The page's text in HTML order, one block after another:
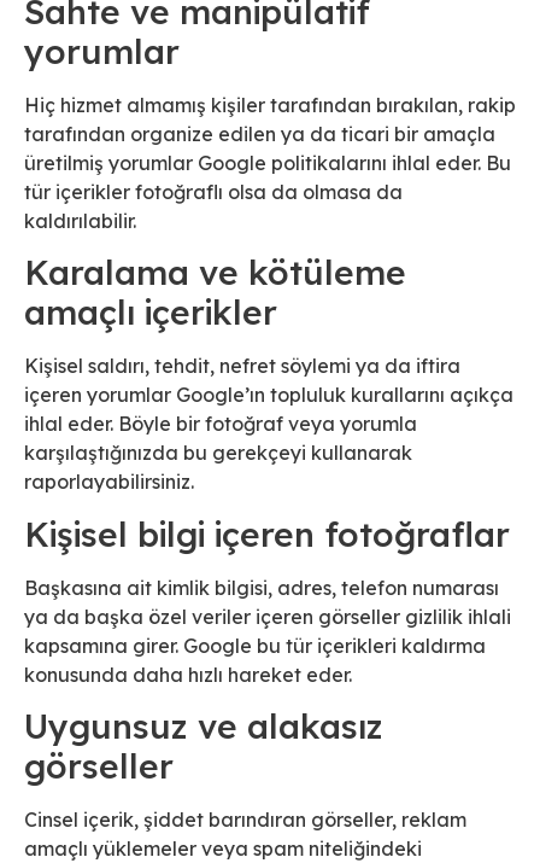
Sahte ve manipülatif
yorumlar
Hiç hizmet almamış kişiler tarafından bırakılan, rakip
tarafından organize edilen ya da ticari bir amaçla
üretilmiş yorumlar Google politikalarını ihlal eder. Bu
tür içerikler fotoğraflı olsa da olmasa da
kaldırılabilir.
Karalama ve kötüleme
amaçlı içerikler
Kişisel saldırı, tehdit, nefret söylemi ya da iftira
içeren yorumlar Google’ın topluluk kurallarını açıkça
ihlal eder. Böyle bir fotoğraf veya yorumla
karşılaştığınızda bu gerekçeyi kullanarak
raporlayabilirsiniz.
Kişisel bilgi içeren fotoğraflar
Başkasına ait kimlik bilgisi, adres, telefon numarası
ya da başka özel veriler içeren görseller gizlilik ihlali
kapsamına girer. Google bu tür içerikleri kaldırma
konusunda daha hızlı hareket eder.
Uygunsuz ve alakasız
görseller
Cinsel içerik, şiddet barındıran görseller, reklam
amaçlı yüklemeler veya spam niteliğindeki